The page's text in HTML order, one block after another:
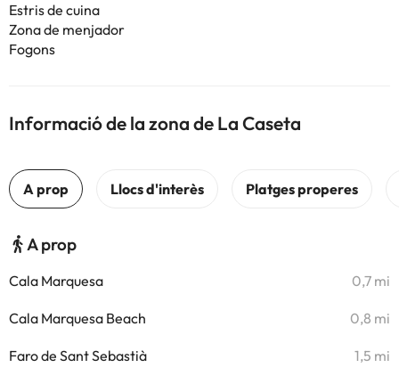
Estris de cuina
Zona de menjador
Fogons
Informació de la zona de La Caseta
A prop
Cala Marquesa 0,7 mi
Cala Marquesa Beach 0,8 mi
Faro de Sant Sebastià 1,5 mi